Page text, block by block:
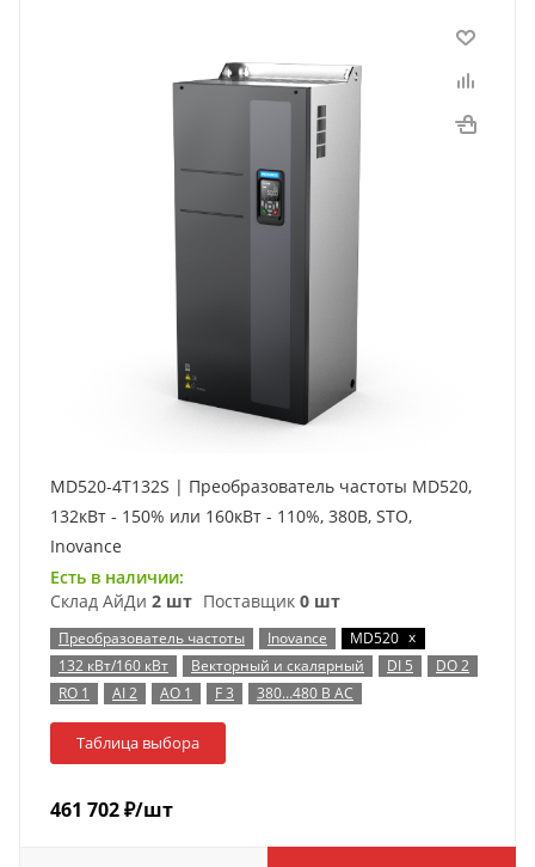
MD520-4T132S | Преобразователь частоты MD520,
132кВт - 150% или 160кВт - 110%, 380В, STO,
Inovance
Есть в наличии:
Склад АйДи 2 шт Поставщик 0 шт
Преобразователь частоты Inovance MD520 x
132 кВт/160 кВт
Векторный и скалярный DI 5
DO 2
RO 1
AI 2 AO 1 F 3 380…480 В AC
Таблица выбора
461 702₽/шт